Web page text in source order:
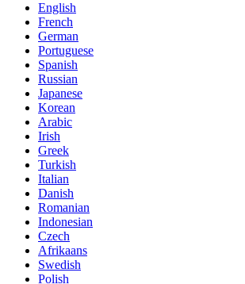
English
French
German
Portuguese
Spanish
Russian
Japanese
Korean
Arabic
Irish
Greek
Turkish
Italian
Danish
Romanian
Indonesian
Czech
Afrikaans
Swedish
Polish